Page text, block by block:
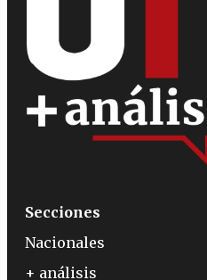
Secciones
Nacionales
+ análisis